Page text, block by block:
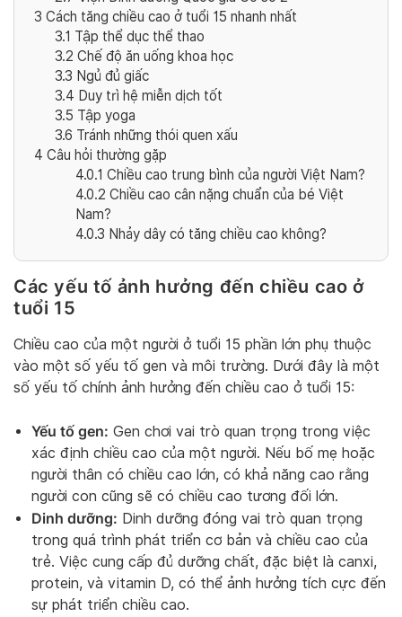
3 Cách tăng chiều cao ở tuổi 15 nhanh nhất
3.1 Tập thể dục thể thao
3.2 Chế độ ăn uống khoa học
3.3 Ngủ đủ giấc
3.4 Duy trì hệ miễn dịch tốt
3.5 Tập yoga
3.6 Tránh những thói quen xấu
4 Câu hỏi thường gặp
4.0.1 Chiều cao trung bình của người Việt Nam?
4.0.2 Chiều cao cân nặng chuẩn của bé Việt
Nam?
4.0.3 Nhảy dây có tăng chiều cao không?
Các yếu tố ảnh hưởng đến chiều cao ở
tuổi 15
Chiều cao của một người ở tuổi 15 phần lớn phụ thuộc
vào một số yếu tố gen và môi trường. Dưới đây là một
số yếu tố chính ảnh hưởng đến chiều cao ở tuổi 15:
Yếu tố gen: Gen chơi vai trò quan trọng trong việc
xác định chiều cao của một người. Nếu bố mẹ hoặc
người thân có chiều cao lớn, có khả năng cao rằng
người con cũng sẽ có chiều cao tương đối lớn.
Dinh dưỡng: Dinh dưỡng đóng vai trò quan trọng
trong quá trình phát triển cơ bản và chiều cao của
trẻ. Việc cung cấp đủ dưỡng chất, đặc biệt là canxi,
protein, và vitamin D, có thể ảnh hưởng tích cực đến
sự phát triển chiều cao.